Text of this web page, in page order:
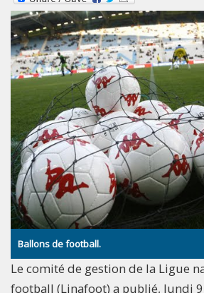
Ballons de football.
Le comité de gestion de la Ligue
football (Linafoot) a publié, lundi